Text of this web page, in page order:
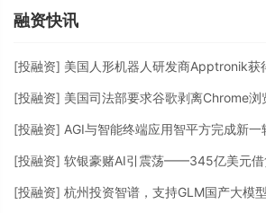
融资快讯
[投融资] 美国人形机器人研发商Apptronik获
[投融资] 美国司法部要求谷歌剥离Chrome浏览
[投融资] AGI与智能终端应用智平方完成新一
[投融资] 软银豪赌AI引震荡——345亿美元借
[投融资] 杭州投资智谱，支持GLM国产大模